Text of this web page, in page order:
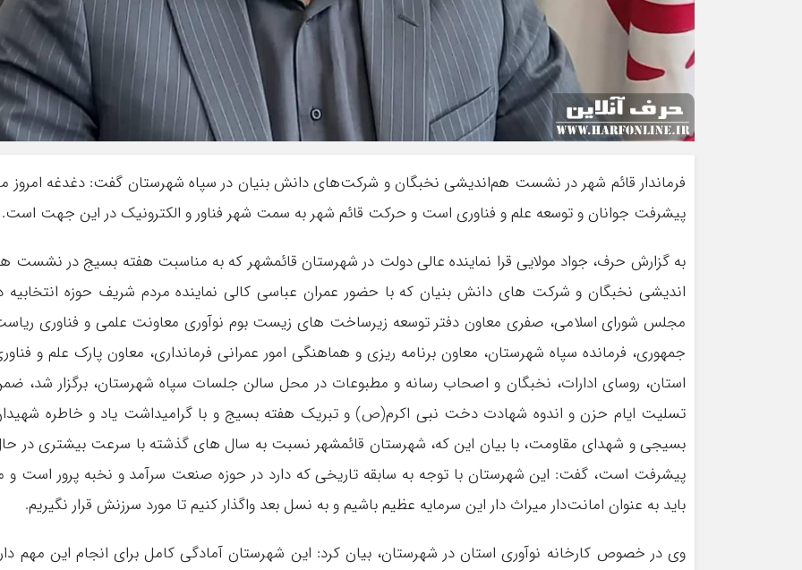
فرماندار قائم شهر در نشست هم‌اندیشی نخبگان و شرکت‌های دانش بنیان در سپاه شهرستان گفت: دغدغه امروز
پیشرفت جوانان و توسعه علم و فناوری است و حرکت قائم شهر به سمت شهر فناور و الکترونیک در این جهت است.
به گزارش حرف، جواد مولایی قرا نماینده عالی دولت در شهرستان قائمشهر که به مناسبت هفته بسیج در نشست
اندیشی نخبگان و شرکت های دانش بنیان که با حضور عمران عباسی کالی نماینده مردم شریف حوزه انتخابیه
مجلس شورای اسلامی، صفری معاون دفتر توسعه زیرساخت های زیست بوم نوآوری معاونت علمی و فناوری
جمهوری، فرمانده سپاه شهرستان، معاون برنامه ریزی و هماهنگی امور عمرانی فرمانداری، معاون پارک علم و
استان، روسای ادارات، نخبگان و اصحاب رسانه و مطبوعات در محل سالن جلسات سپاه شهرستان، برگزار شد،
تسلیت ایام حزن و اندوه شهادت دخت نبی اکرم(ص) و تبریک هفته بسیج و با گرامیداشت یاد و خاطره
بسیجی و شهدای مقاومت، با بیان این که، شهرستان قائمشهر نسبت به سال های گذشته با سرعت بیشتری در
پیشرفت است، گفت: این شهرستان با توجه به سابقه تاریخی که دارد در حوزه صنعت سرآمد و نخبه پرور است و
باید به عنوان امانت‌دار میراث دار این سرمایه عظیم باشیم و به نسل بعد واگذار کنیم تا مورد سرزنش قرار نگیریم.
وی در خصوص کارخانه نوآوری استان در شهرستان، بیان کرد: این شهرستان آمادگی کامل برای انجام این مهم